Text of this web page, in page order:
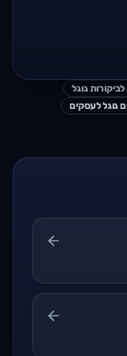
גוגל
גוגל לעסקים